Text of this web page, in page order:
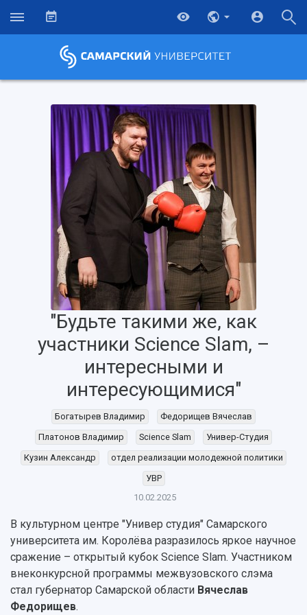
Об университете
История
Руководство
Наблюдательный совет
Попечительский совет
Ученый совет
Ректорат
Главные новости
СМИ об университете
Пресс-центр
Газета "Полет"
Газета "Самарский университет"
Почему я выбираю Самарский университет?
Бакалавриат и специалитет
Аспирантура
Формы обучения
Учебные планы
Дополнительное образование
Институты и факультеты
Научно-исследовательская деятельность
Основные научные направления
Научные школы и ведущие научные коллективы
Диссертационные советы
Подготовка научных кадров
Конкурс на замещение должностей научных
работников
Научно-технический совет
Научные проекты и темы
"Будьте такими же, как
участники Science Slam, –
интересными и
интересующимися"
Богатырев Владимир
Федорищев Вячеслав
Платонов Владимир
Science Slam
Универ-Студия
Кузин Александр
отдел реализации молодежной политики
УВР
10.02.2025
В культурном центре "Универ студия" Самарского
университета им. Королëва разразилось яркое научное
сражение – открытый кубок Science Slam. Участником
внеконкурсной программы межвузовского слэма
стал губернатор Самарской области Вячеслав
Федорищев.